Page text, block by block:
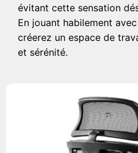
évitant cette sensation
En jouant habilement
créerez un espace de
et sérénité.